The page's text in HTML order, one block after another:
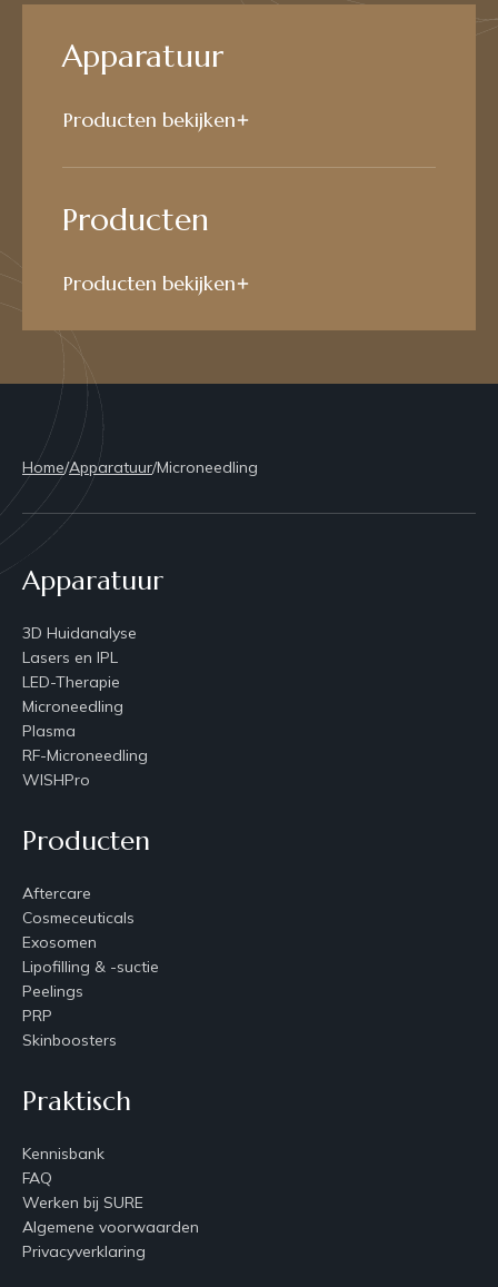
Apparatuur
Producten bekijken
Producten
Producten bekijken
Home/Apparatuur/Microneedling
Apparatuur
3D Huidanalyse
Lasers en IPL
LED-Therapie
Microneedling
Plasma
RF-Microneedling
WISHPro
Producten
Aftercare
Cosmeceuticals
Exosomen
Lipofilling & -suctie
Peelings
PRP
Skinboosters
Praktisch
Kennisbank
FAQ
Werken bij SURE
Algemene voorwaarden
Privacyverklaring